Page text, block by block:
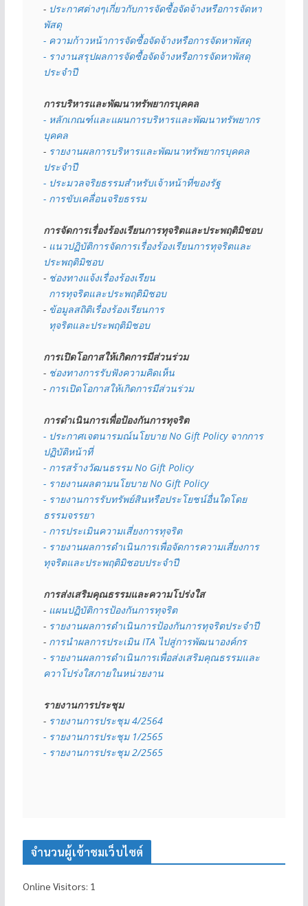
- ประกาศต่างๆเกี่ยวกับการจัดซื้อจัดจ้างหรือการจัดหา
พัสดุ
- ความก้าวหน้าการจัดซื้อจัดจ้างหรือการจัดหาพัสดุ
- รางานสรุปผลการจัดซื้อจัดจ้างหรือการจัดหาพัสดุ
ประจำปี
การบริหารและพัฒนาทรัพยากรบุคคล
- หลักเกณฑ์และแผนการบริหารและพัฒนาทรัพยากร
บุคคล
- รายงานผลการบริหารและพัฒนาทรัพยากรบุคคล
ประจำปี
- ประมวลจริยธรรมสำหรับเจ้าหน้าที่ของรัฐ
- การขับเคลื่อนจริยธรรม
การจัดการเรื่องร้องเรียนการทุจริตและประพฤติมิชอบ
- แนวปฏิบัติการจัดการเรื่องร้องเรียนการทุจริตและ
ประพฤติมิชอบ
- ช่องทางแจ้งเรื่องร้องเรียน
  การทุจริตและประพฤติมิชอบ
- ข้อมูลสถิติเรื่องร้องเรียนการ
  ทุจริตและประพฤติมิชอบ
การเปิดโอกาสให้เกิดการมีส่วนร่วม
- ช่องทางการรับฟังความคิดเห็น
- การเปิดโอกาสให้เกิดการมีส่วนร่วม
การดำเนินการเพื่อป้องกันการทุจริต
- ประกาศเจตนารมณ์นโยบาย No Gift Policy จากการ
ปฏิบัติหน้าที่
- การสร้างวัฒนธรรม No Gift Policy
- รายงานผลตามนโยบาย No Gift Policy
- รายงานการรับทรัพย์สินหรือประโยชน์อื่นใดโดย
ธรรมจรรยา
- การประเมินความเสี่ยงการทุจริต
- รายงานผลการดำเนินการเพื่อจัดการความเสี่ยงการ
ทุจริตและประพฤติมิชอบประจำปี
การส่งเสริมคุณธรรมและความโปร่งใส
- แผนปฏิบัติการป้องกันการทุจริต
- รายงานผลการดำเนินการป้องกันการทุจริตประจำปี
- การนำผลการประเมิน ITA ไปสู่การพัฒนาองค์กร
- รายงานผลการดำเนินการเพื่อส่งเสริมคุณธรรมและ
ควาโปร่งใสภายในหน่วยงาน
รายงานการประชุม
- รายงานการประชุม 4/2564
- รายงานการประชุม 1/2565
- รายงานการประชุม 2/2565
จำนวนผู้เข้าชมเว็บไซต์
Online Visitors: 1